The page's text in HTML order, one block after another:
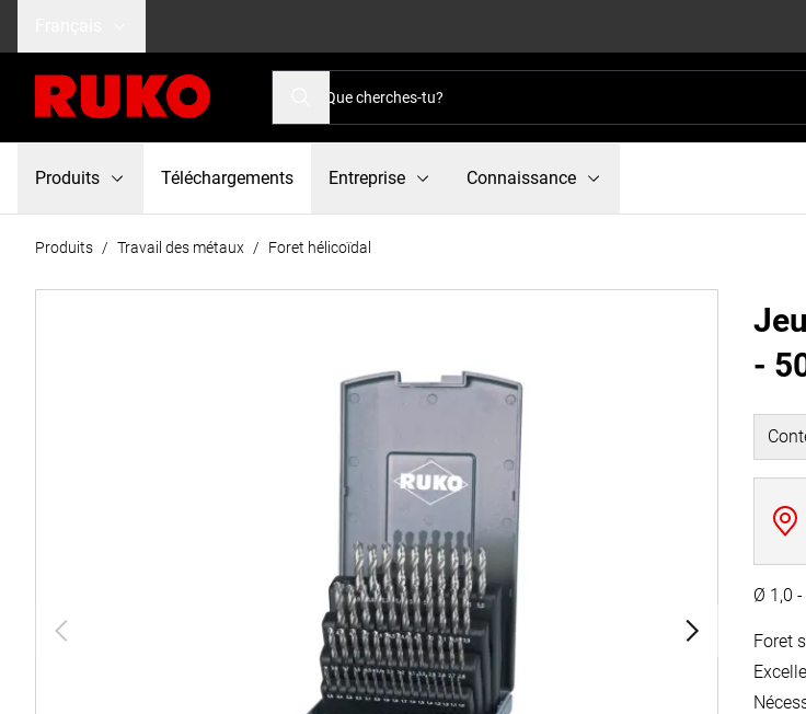
Produits Téléchargements Entreprise Connaissance
Produits / Travail des métaux / Foret hélicoïdal
-
Ø 1,0
Foret